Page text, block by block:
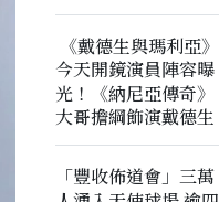
《戴德生與瑪利亞》
今天開鏡演員陣容曝
光！《納尼亞傳奇》
大哥擔綱飾演戴德生
「豐收佈道會」三萬